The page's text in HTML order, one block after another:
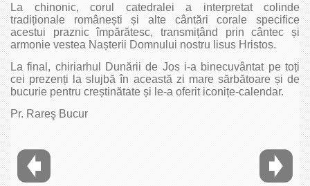
La chinonic, corul catedralei a interpretat colinde
tradiționale românești și alte cântări corale specifice
acestui praznic împărătesc, transmițând prin cântec și
armonie vestea Nașterii Domnului nostru Iisus Hristos.
La final, chiriarhul Dunării de Jos i-a binecuvântat pe toți
cei prezenți la slujbă în această zi mare sărbătoare și de
bucurie pentru creștinătate și le-a oferit iconițe-calendar.
Pr. Rareş Bucur